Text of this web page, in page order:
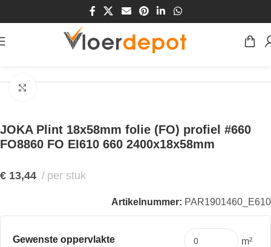
JOKA Plint 18x58mm folie (FO) profiel #660
FO8860 FO EI610 660 2400x18x58mm
€ 13,44 per stuk
Artikelnummer: PAR1901460_E610
Gewenste oppervlakte m²